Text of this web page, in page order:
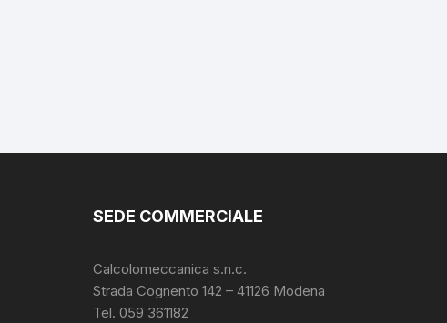
SEDE COMMERCIALE
Calcolomeccanica s.n.c.
Strada Cognento 142 – 41126 Modena
Tel. 059 361182